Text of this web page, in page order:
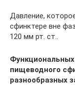
Давление,
сфинктере вне
120 мм рт. ст..
пищеводного
разнообразных